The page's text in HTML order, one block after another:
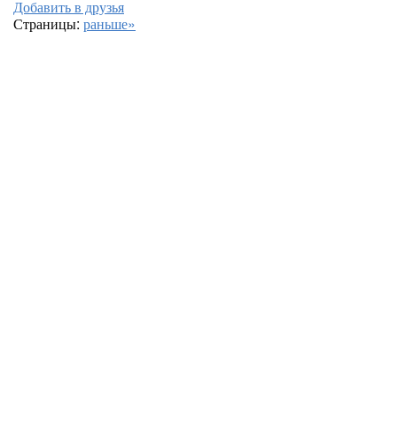
Добавить в друзья
Страницы: раньше»